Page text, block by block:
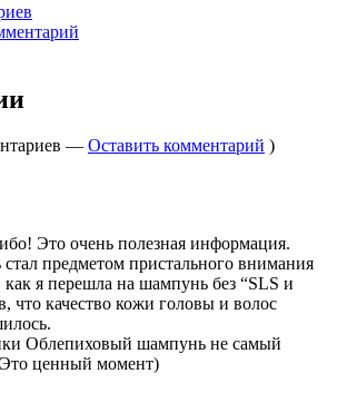
— Оставить комментарий )
Это очень полезная информация.
предметом пристального внимания
как я перешла на шампунь без “SLS и
что качество кожи головы и волос
Облепиховый шампунь не самый
ценный момент)